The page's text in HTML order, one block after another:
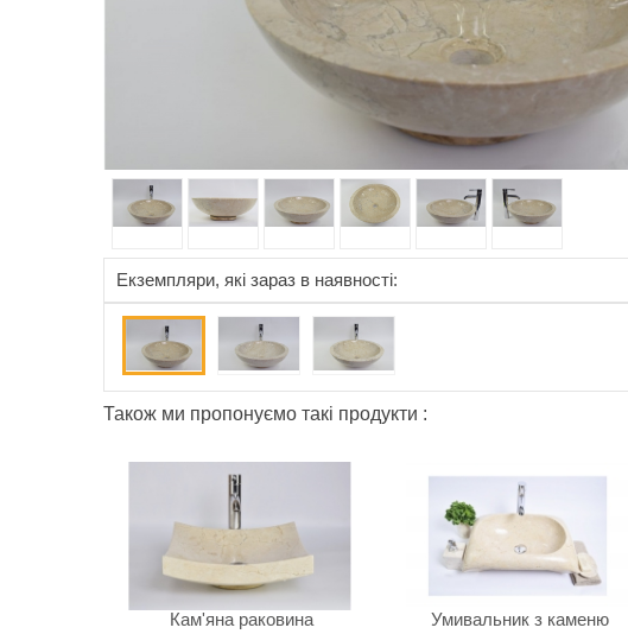
Eкземпляри, які зараз в наявності:
Також ми пропонуємо такі продукти :
Кам'яна раковина Умивальник з каменю